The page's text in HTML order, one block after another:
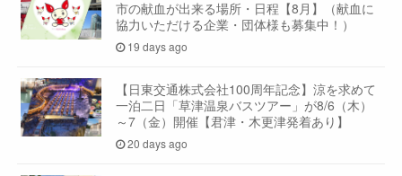
市の献血が出来る場所・日程【8月】（献血に
協力いただける企業・団体様も募集中！）
19 days ago
【日東交通株式会社100周年記念】涼を求めて
一泊二日「草津温泉バスツアー」が8/6（木）
～7（金）開催【君津・木更津発着あり】
20 days ago